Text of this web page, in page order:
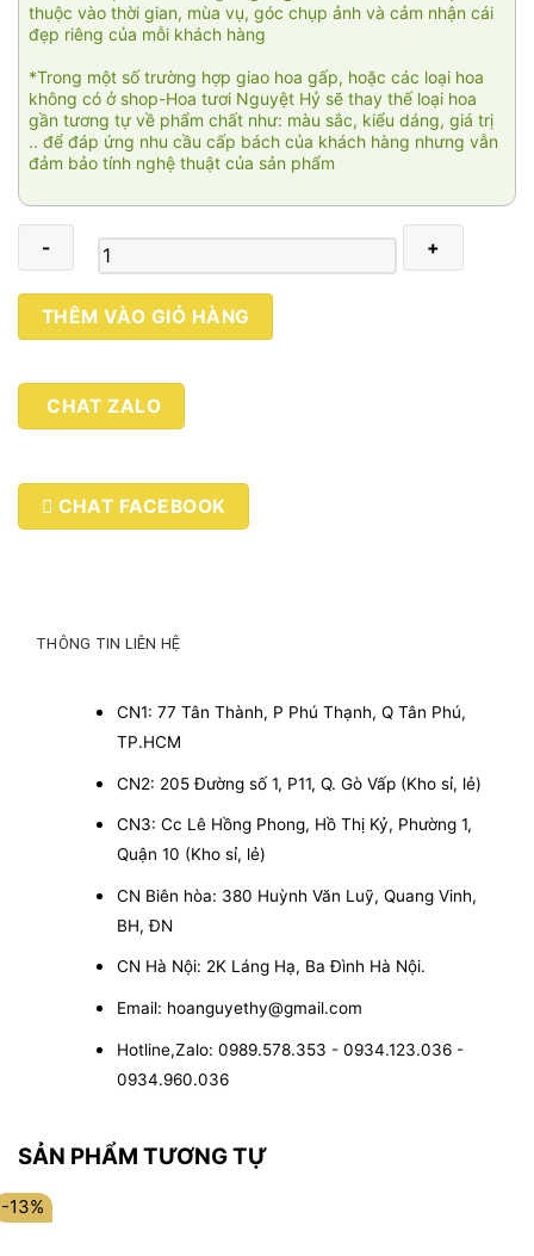
thuộc vào thời gian, mùa vụ, góc chụp ảnh và cảm nhận cái
đẹp riêng của mỗi khách hàng
*Trong một số trường hợp giao hoa gấp, hoặc các loại hoa
không có ở shop-Hoa tươi Nguyệt Hỷ sẽ thay thế loại hoa
gần tương tự về phẩm chất như: màu sắc, kiểu dáng, giá trị
.. để đáp ứng nhu cầu cấp bách của khách hàng nhưng vẫn
đảm bảo tính nghệ thuật của sản phẩm
Thành
công
đầu
THÊM VÀO GIỎ HÀNG
CHAT ZALO
CHAT FACEBOOK
THÔNG TIN LIÊN HỆ
CN1: 77 Tân Thành, P Phú Thạnh, Q Tân Phú,
TP.HCM
CN2: 205 Đường số 1, P11, Q. Gò Vấp (Kho sỉ, lẻ)
CN3: Cc Lê Hồng Phong, Hồ Thị Kỷ, Phường 1,
Quận 10 (Kho sỉ, lẻ)
CN Biên hòa: 380 Huỳnh Văn Luỹ, Quang Vinh,
BH, ĐN
CN Hà Nội: 2K Láng Hạ, Ba Đình Hà Nội.
Email: hoanguyethy@gmail.com
Hotline,Zalo: 0989.578.353 - 0934.123.036 -
0934.960.036
SẢN PHẨM TƯƠNG TỰ
-13%